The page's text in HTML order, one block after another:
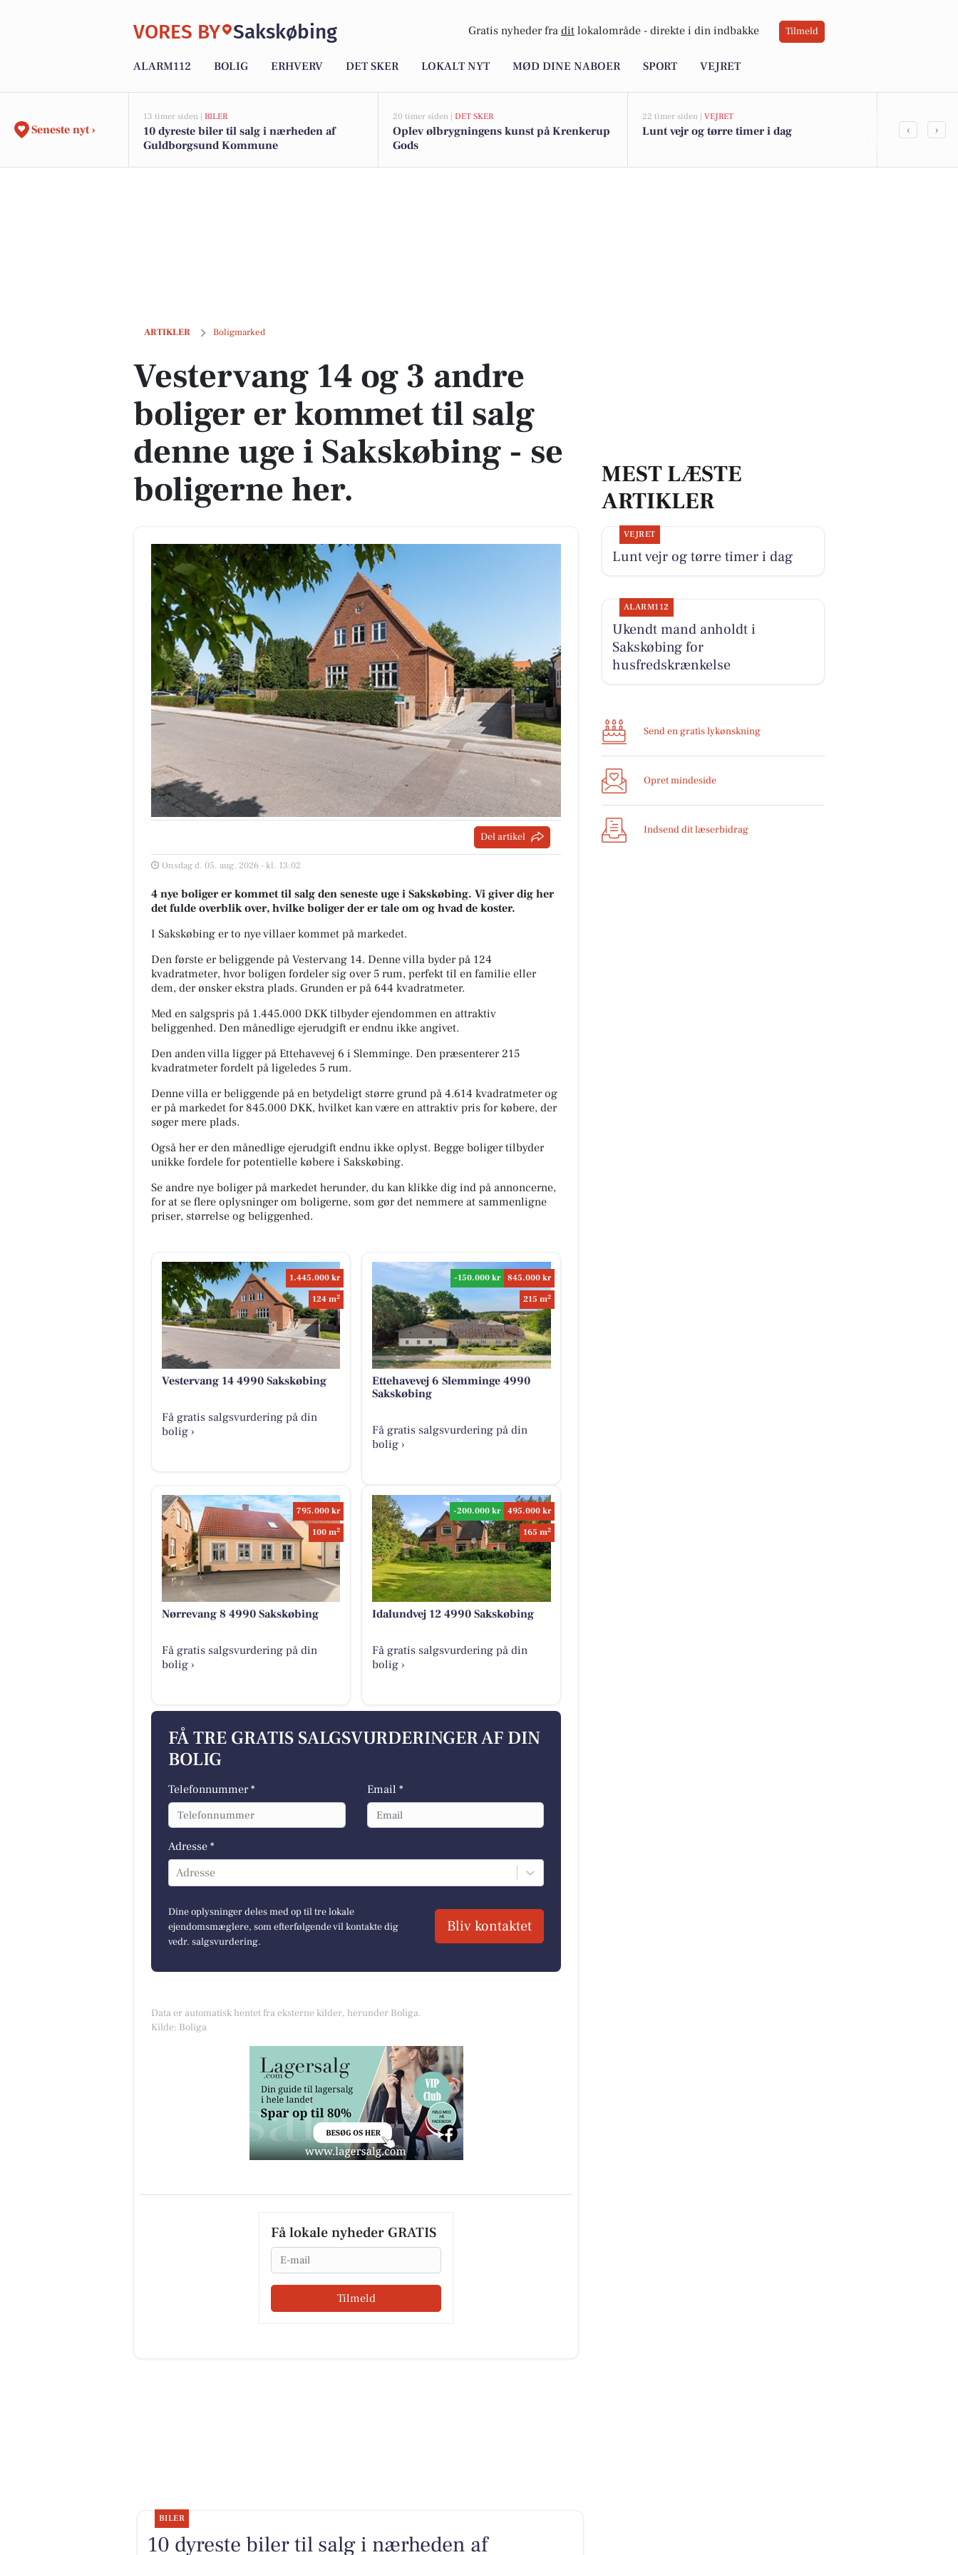
VORES BY Sakskøbing Gratis nyheder fra dit lokalområde - direkte i din indbakke Tilmeld
ALARM112 BOLIG ERHVERV DET SKER LOKALT NYT MØD DINE NABOER SPORT VEJRET
Seneste nyt ›
13 timer siden | BILER
10 dyreste biler til salg i nærheden af
Guldborgsund Kommune
20 timer siden | DET SKER
Oplev ølbrygningens kunst på Krenkerup
Gods
22 timer siden | VEJRET
Lunt vejr og tørre timer i dag
Top 6 over
‹ ›
ARTIKLER Boligmarked
Vestervang 14 og 3 andre boliger er kommet til salg denne uge i Sakskøbing - se boligerne her.
Vestervang 14 og 3 andre
boliger er kommet til salg
denne uge i Sakskøbing - se
boligerne her.
Del artikel
Onsdag d. 05. aug. 2026 - kl. 13:02
4 nye boliger er kommet til salg den seneste uge i Sakskøbing. Vi giver dig her
det fulde overblik over, hvilke boliger der er tale om og hvad de koster.
I Sakskøbing er to nye villaer kommet på markedet.
Den første er beliggende på Vestervang 14. Denne villa byder på 124
kvadratmeter, hvor boligen fordeler sig over 5 rum, perfekt til en familie eller
dem, der ønsker ekstra plads. Grunden er på 644 kvadratmeter.
Med en salgspris på 1.445.000 DKK tilbyder ejendommen en attraktiv
beliggenhed. Den månedlige ejerudgift er endnu ikke angivet.
Den anden villa ligger på Ettehavevej 6 i Slemminge. Den præsenterer 215
kvadratmeter fordelt på ligeledes 5 rum.
Denne villa er beliggende på en betydeligt større grund på 4.614 kvadratmeter og
er på markedet for 845.000 DKK, hvilket kan være en attraktiv pris for købere, der
søger mere plads.
Også her er den månedlige ejerudgift endnu ikke oplyst. Begge boliger tilbyder
unikke fordele for potentielle købere i Sakskøbing.
Se andre nye boliger på markedet herunder, du kan klikke dig ind på annoncerne,
for at se flere oplysninger om boligerne, som gør det nemmere at sammenligne
priser, størrelse og beliggenhed.
1.445.000 kr
124 m2
Vestervang 14 4990 Sakskøbing
Få gratis salgsvurdering på din
bolig ›
-150.000 kr
845.000 kr
215 m2
Ettehavevej 6 Slemminge 4990
Sakskøbing
Få gratis salgsvurdering på din
bolig ›
795.000 kr
100 m2
Nørrevang 8 4990 Sakskøbing
Få gratis salgsvurdering på din
bolig ›
-200.000 kr
495.000 kr
165 m2
Idalundvej 12 4990 Sakskøbing
Få gratis salgsvurdering på din
bolig ›
FÅ TRE GRATIS SALGSVURDERINGER AF DIN
BOLIG
Telefonnummer * Email *
Adresse *
Adresse
Dine oplysninger deles med op til tre lokale
ejendomsmæglere, som efterfølgende vil kontakte dig
vedr. salgsvurdering.
Bliv kontaktet
Data er automatisk hentet fra eksterne kilder, herunder Boliga.
Kilde: Boliga
Få lokale nyheder GRATIS
Email
Tilmeld
MEST LÆSTE
ARTIKLER
VEJRET
Lunt vejr og tørre timer i dag
ALARM112
Ukendt mand anholdt i
Sakskøbing for
husfredskrænkelse
Send en gratis lykønskning
Opret mindeside
Indsend dit læserbidrag
BILER
10 dyreste biler til salg i nærheden af